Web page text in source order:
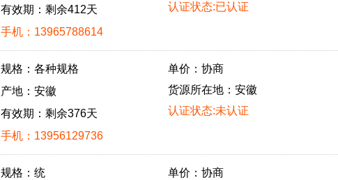
有效期：剩余412天
手机：13965788614
认证状态:已认证
规格：各种规格
产地：安徽
有效期：剩余376天
手机：13956129736
单价：协商
货源所在地：安徽
认证状态:未认证
规格：统
单价：协商